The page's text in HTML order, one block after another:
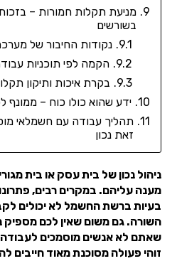
מניעת תקלות חמורות –
בשורשים
נקודות החיבור של
הקמה לפי תוכניות
בקרת איכות ותיקון
ידע שהוא כולו כוח –
תהליך עבודה עם חשמלאי
זאת נכון
ניהול נכון של בית עסק או בית
מענה עליהם. במקרים רבים,
בעיות ברשת החשמל לא יכולים
השורה. גם משום שאין לכם מספיק
שאתם לא אנשים מוסמכים
זוהי פעולה מסוכנת מאוד חייבים